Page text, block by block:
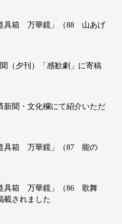
具箱 万華鏡」（88 山あげ
（夕刊）「感歓劇」に寄稿
聞・文化欄にて紹介いただ
具箱 万華鏡」（87 能の
具箱 万華鏡」（86 歌舞
載されました